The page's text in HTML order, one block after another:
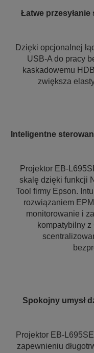
Łatwe
Dzięki opcjonalnej
USB-A do pracy
kaskadowemu
zwiększa
Inteligentne
Projektor EB-
skalę dzięki funkcji
Tool firmy Epson.
rozwiązaniem
monitorowanie i
kompatybilny
Spokojny umysł
Projektor EB-
zapewnieniu